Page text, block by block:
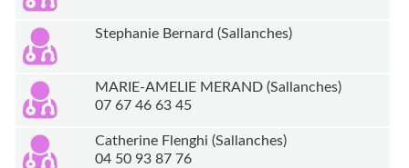
Stephanie Bernard (Sallanches)
MARIE-AMELIE MERAND (Sallanches)
07 67 46 63 45
Catherine Flenghi (Sallanches)
04 50 93 87 76